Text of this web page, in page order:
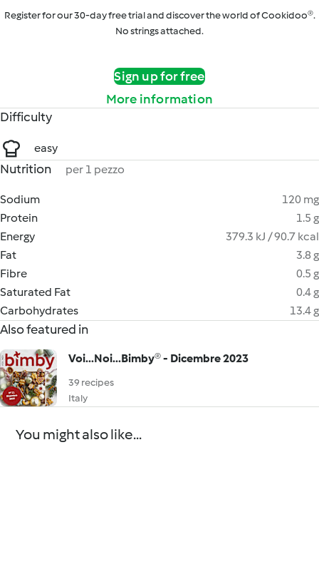
Register for our 30-day free trial and discover the world of Cookidoo®.
No strings attached.
Sign up for free
More information
Difficulty
easy
Nutrition per 1 pezzo
Sodium
120 mg
Protein
1.5 g
Energy
379.3 kJ / 90.7 kcal
Fat
3.8 g
Fibre
0.5 g
Saturated Fat
0.4 g
Carbohydrates
13.4 g
Also featured in
Voi...Noi...Bimby® - Dicembre 2023
39 recipes
Italy
You might also like...